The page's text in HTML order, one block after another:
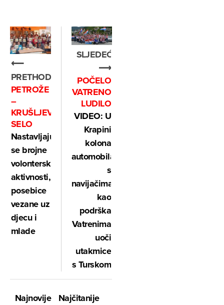
⟵
PRETHODNO
PETROŽE
–
KRUŠLJEVO
SELO
Nastavljaju
se brojne
volonterske
aktivnosti,
posebice
vezane uz
djecu i
mlade
SLJEDEĆE
⟶
POČELO
VATRENO
LUDILO
VIDEO: U
Krapini
kolona
automobila
s
navijačima,
kao
podrška
Vatrenima
uoči
utakmice
s Turskom
Najnovije
Najčitanije